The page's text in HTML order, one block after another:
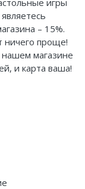
игры
– 15%.
ничего проще!
нашем магазине
и карта ваша!